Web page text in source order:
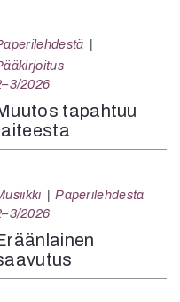
2026
tapahtuu
Paperilehdestä
2026